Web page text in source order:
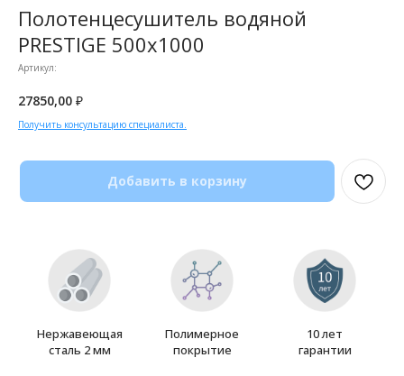
Полотенцесушитель водяной
PRESTIGE 500x1000
Артикул:
27850,00 ₽
Получить консультацию специалиста.
Добавить в корзину
Нержавеющая
сталь 2 мм
Полимерное
покрытие
10 лет
гарантии